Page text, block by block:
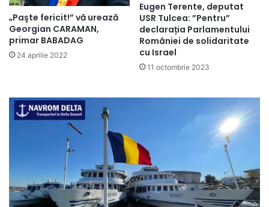
„Paşte fericit!” vă urează
Georgian CARAMAN,
primar BABADAG
24 aprilie 2022
Eugen Terente, deputat
USR Tulcea: ”Pentru”
declarația Parlamentului
României de solidaritate
cu Israel
11 octombrie 2023